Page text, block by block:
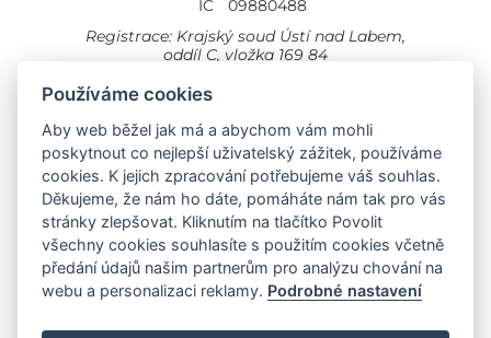
IČ
09880488
Registrace: Krajský soud Ústí nad Labem,
oddíl C, vložka 169 84
Cookies Všeobecné obchodní podmínky
Provozovna Toyota
Londýnská 558
Liberec, 460 01
Provozovna Toyota Professional
Doubská 660,
Liberec 463 12
Auto KP Plus:
Používáme cookies
Aby web běžel jak má a abychom vám mohli
poskytnout co nejlepší uživatelský zážitek, používáme
cookies. K jejich zpracování potřebujeme váš souhlas.
Děkujeme, že nám ho dáte, pomáháte nám tak pro vás
stránky zlepšovat. Kliknutím na tlačítko Povolit
všechny cookies souhlasíte s použitím cookies včetně
předání údajů našim partnerům pro analýzu chování na
webu a personalizaci reklamy. Podrobné nastavení